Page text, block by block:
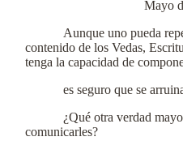
Mayo
Aunque uno pueda
contenido de los Vedas,
tenga la capacidad de
es seguro que se
¿Qué otra verdad
comunicarles?